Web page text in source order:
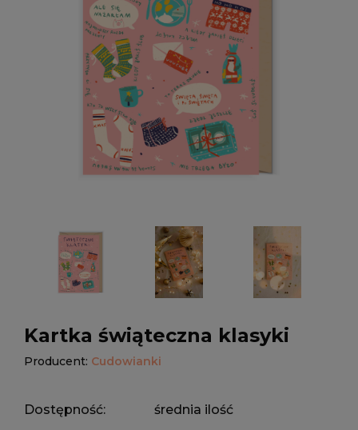
Kartka świąteczna klasyki
Producent: Cudowianki
Dostępność: średnia ilość